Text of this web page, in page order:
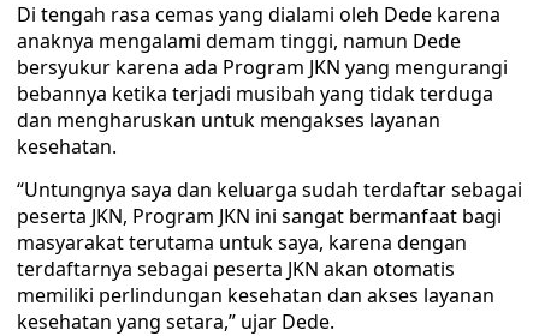
Di tengah rasa cemas yang dialami oleh Dede karena
anaknya mengalami demam tinggi, namun Dede
bersyukur karena ada Program JKN yang mengurangi
bebannya ketika terjadi musibah yang tidak terduga
dan mengharuskan untuk mengakses layanan
kesehatan.
“Untungnya saya dan keluarga sudah terdaftar sebagai
peserta JKN, Program JKN ini sangat bermanfaat bagi
masyarakat terutama untuk saya, karena dengan
terdaftarnya sebagai peserta JKN akan otomatis
memiliki perlindungan kesehatan dan akses layanan
kesehatan yang setara,” ujar Dede.